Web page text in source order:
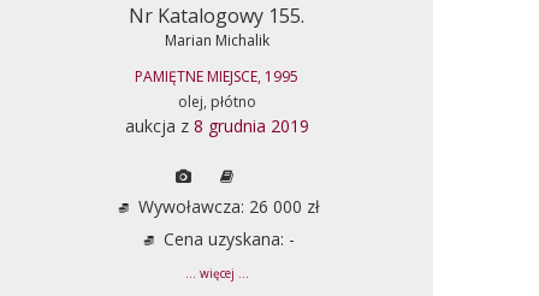
Nr Katalogowy 155.
Marian Michalik
PAMIĘTNE MIEJSCE, 1995
olej, płótno
aukcja z 8 grudnia 2019
Wywoławcza: 26 000 zł
Cena uzyskana: -
... więcej ...